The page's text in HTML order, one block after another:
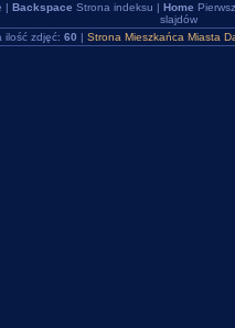
| Backspace Strona indeksu | Home
slajdów
ilość zdjęć: 60 | Strona Mieszkańca Miasta